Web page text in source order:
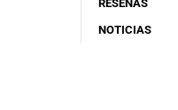
RESEÑAS
NOTICIAS